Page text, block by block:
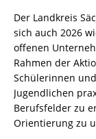
Der Landkreis
sich auch 2026
offenen
Rahmen der
Schülerinnen
Jugendlichen
Berufsfelder zu
Orientierung zu